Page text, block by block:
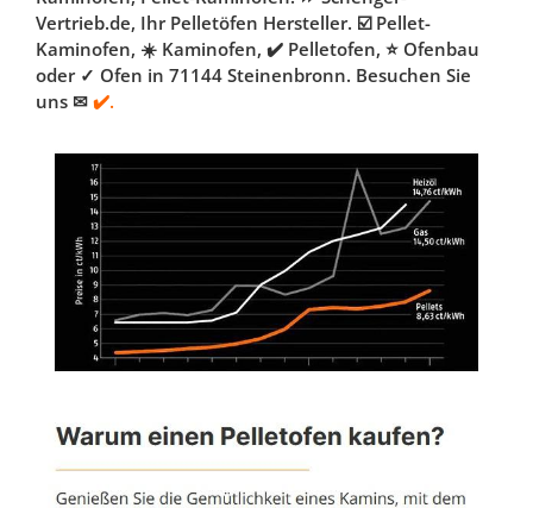
Vertrieb.de, Ihr Pelletöfen Hersteller. ☑️ Pellet-
Kaminofen, ☀️ Kaminofen, ✔️ Pelletofen, ⭐ Ofenbau
oder ✓ Ofen in 71144 Steinenbronn. Besuchen Sie
uns ✉ ✔️.